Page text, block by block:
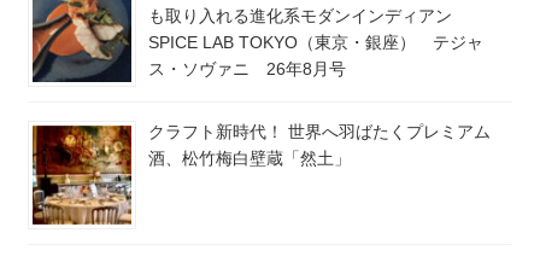
も取り入れる進化系モダンインディアン
SPICE LAB TOKYO（東京・銀座） テジャ
ス・ソヴァニ 26年8月号
クラフト新時代！ 世界へ羽ばたくプレミアム
酒、松竹梅白壁蔵「然土」